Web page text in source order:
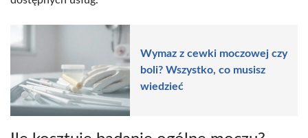
Wymaz z cewki moczowej czy
boli? Wszystko, co musisz
wiedzieć